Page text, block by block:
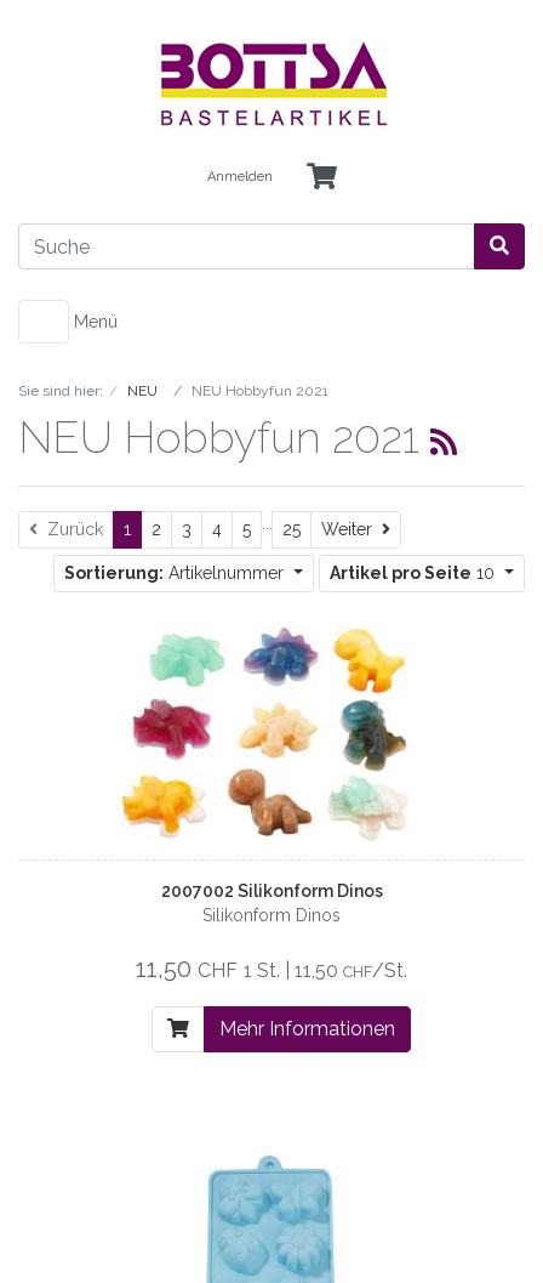
Anmelden
Menü
Sie sind hier: NEU NEU Hobbyfun 2021
NEU Hobbyfun 2021
Zurück 1 2 3 4 5 25 Weiter Weiter
Sortierung: Artikelnummer Artikel pro Seite 10
2007002 Silikonform Dinos
Silikonform Dinos
11,50 CHF 1 St. | 11,50 CHF/St.
Mehr Informationen